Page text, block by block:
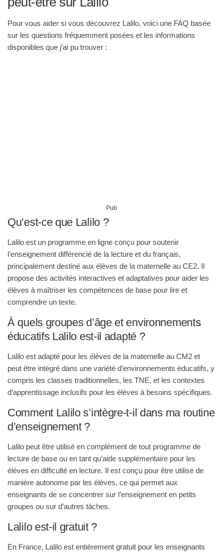
Pour vous aider si vous découvrez Lalilo, voici une FAQ basée
sur les questions fréquemment posées et les informations
disponibles que j’ai pu trouver :
Pub
Qu’est-ce que Lalilo ?
Lalilo est un programme en ligne conçu pour soutenir
l’enseignement différencié de la lecture et du français,
principalement destiné aux élèves de la maternelle au CE2. Il
propose des activités interactives et adaptatives pour aider les
élèves à maîtriser les compétences de base pour lire et
comprendre un texte.
À quels groupes d’âge et environnements
éducatifs Lalilo est-il adapté ?
Lalilo est adapté pour les élèves de la maternelle au CM2 et
peut être intégré dans une variété d’environnements éducatifs, y
compris les classes traditionnelles, les TNE, et les contextes
d’apprentissage inclusifs pour les élèves à besoins spécifiques.
Comment Lalilo s’intègre-t-il dans ma routine
d’enseignement ?
Lalilo peut être utilisé en complément de tout programme de
lecture de base ou en tant qu’aide supplémentaire pour les
élèves en difficulté en lecture. Il est conçu pour être utilisé de
manière autonome par les élèves, ce qui permet aux
enseignants de se concentrer sur l’enseignement en petits
groupes ou sur d’autres tâches.
Lalilo est-il gratuit ?
En France, Lalilo est entièrement gratuit pour les enseignants